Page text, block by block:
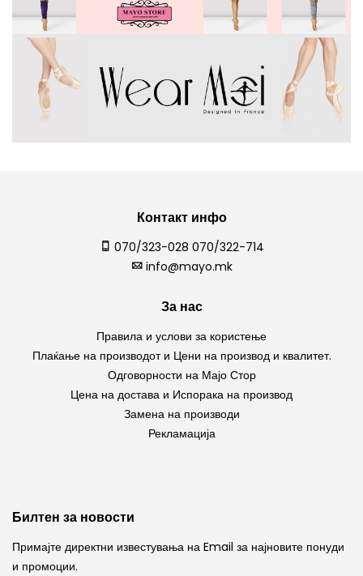
Контакт инфо
070/323-028 070/322-714
info@mayo.mk
За нас
Правила и услови за користење
Плаќање на производот и Цени на производ и квалитет.
Одговорности на Мајо Стор
Цена на достава и Испорака на производ
Замена на производи
Рекламација
Билтен за новости
Примајте директни известувања на Email за најновите понуди
и промоции.